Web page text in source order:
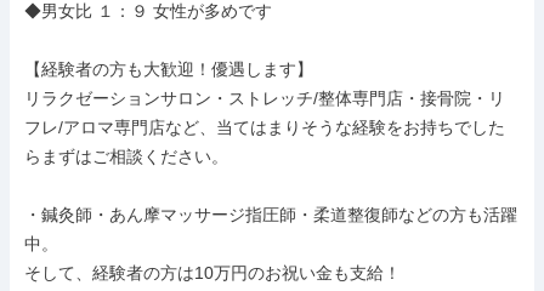
◆男女比 １：９ 女性が多めです
【経験者の方も大歓迎！優遇します】
リラクゼーションサロン・ストレッチ/整体専門店・接骨院・リ
フレ/アロマ専門店など、当てはまりそうな経験をお持ちでした
らまずはご相談ください。
・鍼灸師・あん摩マッサージ指圧師・柔道整復師などの方も活躍
中。
そして、経験者の方は10万円のお祝い金も支給！